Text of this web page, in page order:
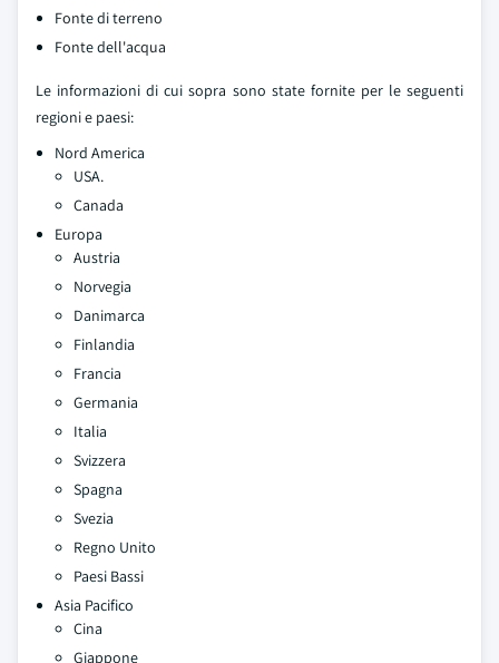
Fonte di terreno
Fonte dell'acqua
Le informazioni di cui sopra sono state fornite per le seguenti
regioni e paesi:
Nord America
USA.
Canada
Europa
Austria
Norvegia
Danimarca
Finlandia
Francia
Germania
Italia
Svizzera
Spagna
Svezia
Regno Unito
Paesi Bassi
Asia Pacifico
Cina
Giappone